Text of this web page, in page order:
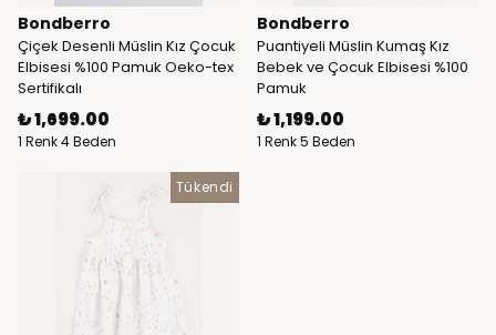
Bondberro
Çiçek Desenli Müslin Kız Çocuk
Elbisesi %100 Pamuk Oeko-tex
Sertifikalı
₺ 1,699.00
1 Renk 4 Beden
Bondberro
Puantiyeli Müslin Kumaş Kız
Bebek ve Çocuk Elbisesi %100
Pamuk
₺ 1,199.00
1 Renk 5 Beden
Tükendi